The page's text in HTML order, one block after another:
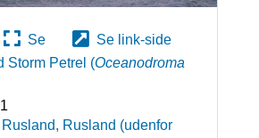
Se
Se link-side
Storm Petrel (Oceanodroma
, Rusland (udenfor